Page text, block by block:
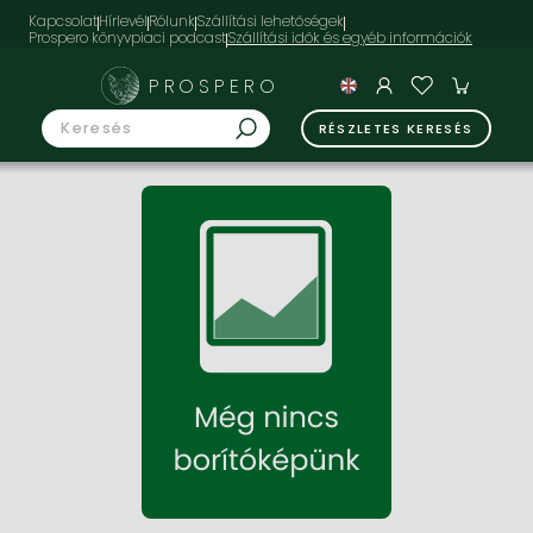
KapcsolatHírlevélRólunkSzállítási lehetőségek
Prospero könyvpiaci podcast
PROSPERO
RÉSZLETES KERESÉS